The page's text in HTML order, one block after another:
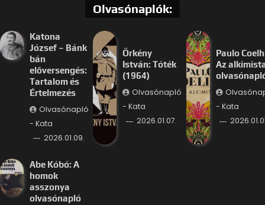
Olvasónaplók:
Katona
József – Bánk
bán
előversengés:
Tartalom és
Értelmezés
Olvasónapló
- Kata
2026.01.09.
Örkény
István: Tóték
(1964)
Olvasónapló
- Kata
2026.01.07.
Paulo
Az
- Kata
Abe Kóbó: A
homok
asszonya
olvasónapló